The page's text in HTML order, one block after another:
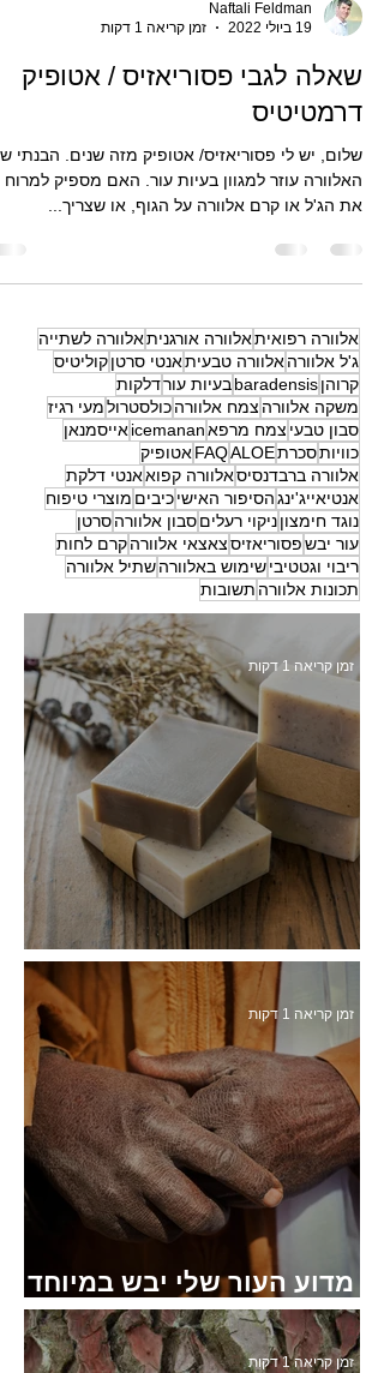
Naftali Feldman
19 ביולי 2022
זמן קריאה 1 דקות
דרמטיטיס
שלום, יש לי פסוריאזיס/ אטופיק מזה שנים. הבנתי
האלוורה עוזר למגוון בעיות עור. האם מספיק למרוח
אלוורה רפואיתאלוורה אורגניתאלוורה לשתייה
ג'ל אלוורהאלוורה טבעיתאנטי סרטןקוליטיס
קרוהןbaradensisבעיות עורדלקות
משקה אלוורהצמח אלוורהכולסטרולמעי רגיז
סבון טבעיצמח מרפאicemananאייסמנאן
כוויותסכרתALOE
FAQאטופיק
אלוורה ברבדנסיסאלוורה קפואאנטי דלקת
אנטיאייג'ינגהסיפור האישיכיביםמוצרי טיפוח
נוגד חימצוןניקוי רעליםסבון אלוורהסרטן
עור יבשפסוריאזיסצאצאי אלוורה
שימוש באלוורהשתיל אלוורה
תכונות אלוורה
תשובות
סבון מוצק או נוזלי?
מדוע העור שלי יבש במיוחד
זמן קריאה 1 דקות